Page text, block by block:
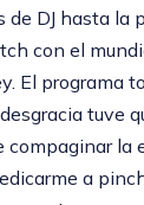
DJ hasta la
con el
El programa
tuve
compaginar la
a